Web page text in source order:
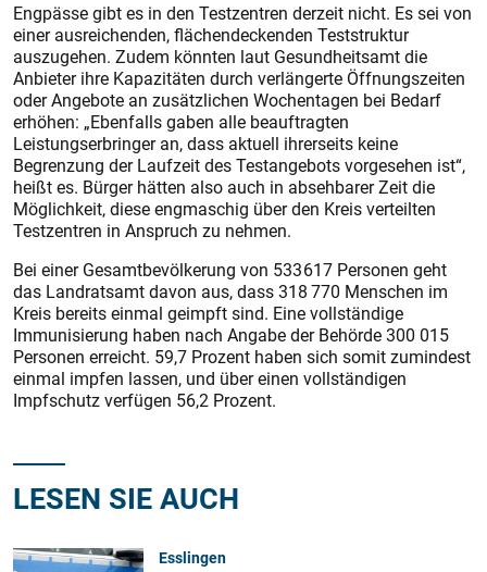
Engpässe gibt es in den Testzentren derzeit nicht. Es sei von
einer ausreichenden, flächendeckenden Teststruktur
auszugehen. Zudem könnten laut Gesundheitsamt die
Anbieter ihre Kapazitäten durch verlängerte Öffnungszeiten
oder Angebote an zusätzlichen Wochentagen bei Bedarf
erhöhen: „Ebenfalls gaben alle beauftragten
Leistungserbringer an, dass aktuell ihrerseits keine
Begrenzung der Laufzeit des Testangebots vorgesehen ist“,
heißt es. Bürger hätten also auch in absehbarer Zeit die
Möglichkeit, diese engmaschig über den Kreis verteilten
Testzentren in Anspruch zu nehmen.
Bei einer Gesamtbevölkerung von 533 617 Personen geht
das Landratsamt davon aus, dass 318 770 Menschen im
Kreis bereits einmal geimpft sind. Eine vollständige
Immunisierung haben nach Angabe der Behörde 300 015
Personen erreicht. 59,7 Prozent haben sich somit zumindest
einmal impfen lassen, und über einen vollständigen
Impfschutz verfügen 56,2 Prozent.
LESEN SIE AUCH
Esslingen